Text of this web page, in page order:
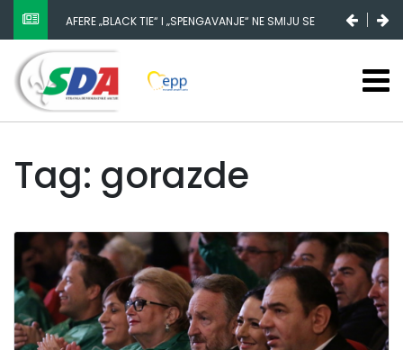
AFERE „BLACK TIE“ I „SPENGAVANJE“ NE SMIJU SE
ZATAŠKATI
Tag: gorazde